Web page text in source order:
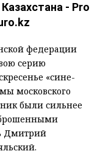
- Pro
федерации
серию
«сине-
московского
были сильнее
Дмитрий